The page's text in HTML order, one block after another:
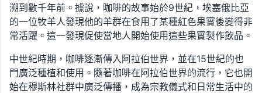
溯到數千年前。據說，咖啡的故事始於9世紀，埃塞俄比亞
的一位牧羊人發現他的羊群在食用了某種紅色果實後變得非
常活躍。這一發現促使當地人開始使用這些果實製作飲品。
中世紀時期，咖啡逐漸傳入阿拉伯世界，並在15世紀的也
門廣泛種植和使用。隨著咖啡在阿拉伯世界的流行，它也開
始在穆斯林社群中廣泛傳播，成為宗教儀式和日常生活中的